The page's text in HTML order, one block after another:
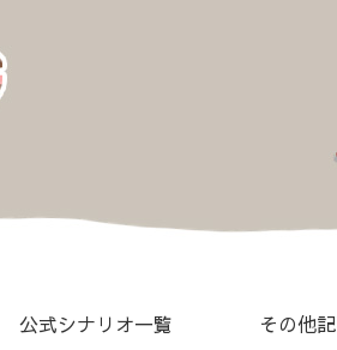
公式シナリオ一覧 その他